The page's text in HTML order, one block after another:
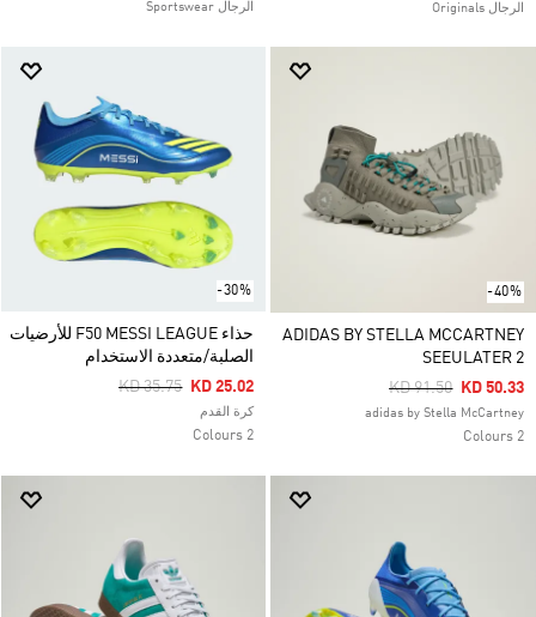
الرجال Originals الرجال Sportswear
-40%
ADIDAS BY STELLA MCCARTNEY
SEEULATER 2
Price Reduced
KD 91.50ToKD 50.33
adidas by Stella McCartney
2 Colours
-30%
حذاء F50 MESSI LEAGUE للأرضيات
الصلبة/متعددة الاستخدام
Price Reduced From
KD 35.75ToKD 25.02
كرة القدم
2 Colours